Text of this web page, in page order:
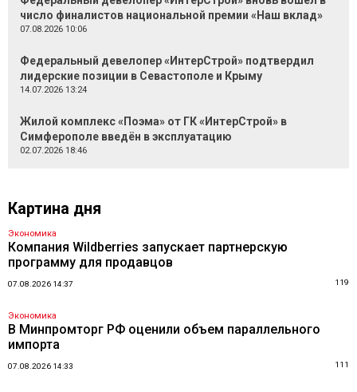
число финалистов национальной премии «Наш вклад»
07.08.2026 10:06
Федеральный девелопер «ИнтерСтрой» подтвердил
лидерские позиции в Севастополе и Крыму
14.07.2026 13:24
Жилой комплекс «Поэма» от ГК «ИнтерСтрой» в
Симферополе введён в эксплуатацию
02.07.2026 18:46
Картина дня
Экономика
Компания Wildberries запускает партнерскую
программу для продавцов
07.08.2026 14:37 119
Экономика
В Минпромторг РФ оценили объем параллельного
импорта
07.08.2026 14:33 111